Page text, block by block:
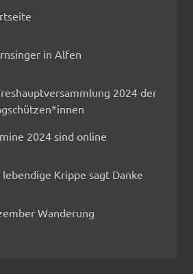
in Alfen
2024 der
2024 sind online
lebendige Krippe sagt Danke
Wanderung